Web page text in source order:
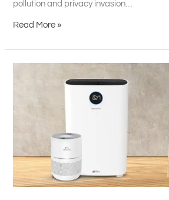
pollution and privacy invasion…
Read More »
决
买
气
净
化